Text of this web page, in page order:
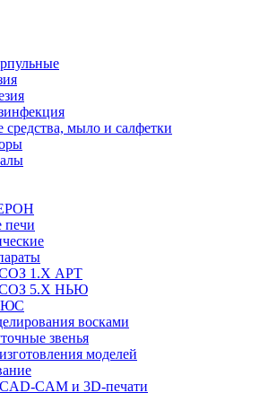
мыло и салфетки
печи
1.Х АРТ
5.Х НЬЮ
восками
звенья
моделей
CAM и 3D-печати